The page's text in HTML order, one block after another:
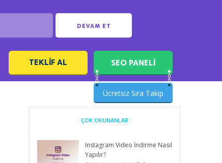
DEVAM ET
TEKLIF AL SEO PANELİ
Ücretsiz Sıra Takip
ÇOK OKUNANLAR
Instagram Video İndirme Nasıl
Yapılır?